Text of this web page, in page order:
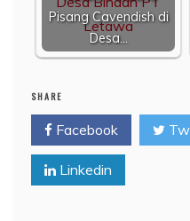
Pisang Cavendish di
Desa…
SHARE
Facebook
Linkedin